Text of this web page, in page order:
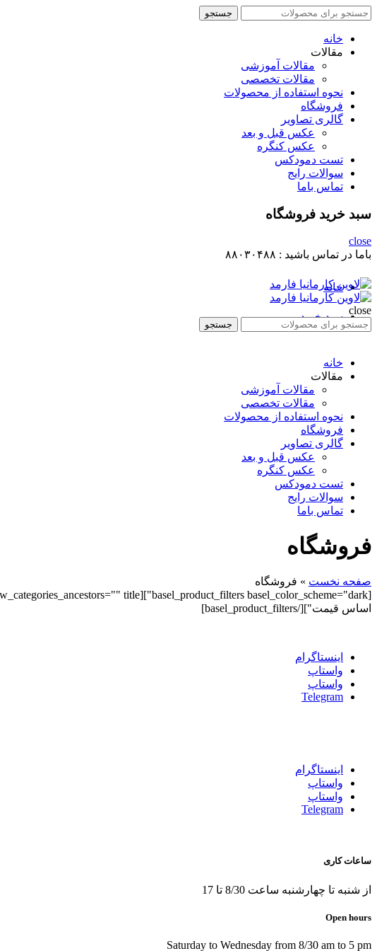
جستجو
جستجو
خانه
مقالات
مقالات آموزشی
مقالات تخصصی
نحوه استفاده از محصولات
فروشگاه
گالری تصاویر
عکس قبل و بعد
عکس کنگره
تست دمودکس
سوالات رایج
تماس باما
سبد خرید فروشگاه
close
باما در تماس باشید : ۸۸۰۳۰۴۸۸
خانه
سبد خرید
close
جستجو
جستجو
خانه
مقالات
مقالات آموزشی
مقالات تخصصی
نحوه استفاده از محصولات
فروشگاه
گالری تصاویر
عکس قبل و بعد
عکس کنگره
تست دمودکس
سوالات رایج
تماس باما
فروشگاه
صفحه نخست » فروشگاه
اساس قیمت"][/basel_product_filters]
اينستاگرام
واستاپ
واستاپ
Telegram
اينستاگرام
واستاپ
واستاپ
Telegram
ساعات کاری
از شنبه تا چهارشنبه ساعت 8/30 تا 17
Open hours
Saturday to Wednesday from 8/30 am to 5 pm